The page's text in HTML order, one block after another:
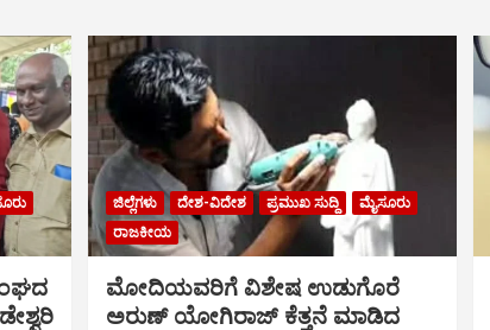
ಜಿಲ್ಲೆಗಳು ದೇಶ-ವಿದೇಶ ಪ್ರಮುಖ ಸುದ್ದಿ
ಮೈಸೂರು
ರಾಜಕೀಯ
ಮೋದಿಯವರಿಗೆ ವಿಶೇಷ ಉಡುಗೊರೆ
ಅರುಣ್ ಯೋಗಿರಾಜ್ ಕೆತ್ತನೆ ಮಾಡಿದ